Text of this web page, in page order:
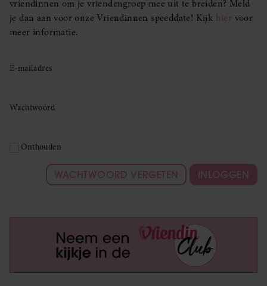
vriendinnen om je vriendengroep mee uit te breiden? Meld
je dan aan voor onze Vriendinnen speeddate! Kijk hier voor
meer informatie.
E-mailadres
Wachtwoord
Onthouden
WACHTWOORD VERGETEN INLOGGEN